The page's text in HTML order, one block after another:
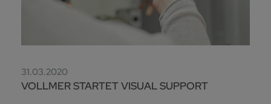
31.03.2020
VOLLMER STARTET VISUAL SUPPORT